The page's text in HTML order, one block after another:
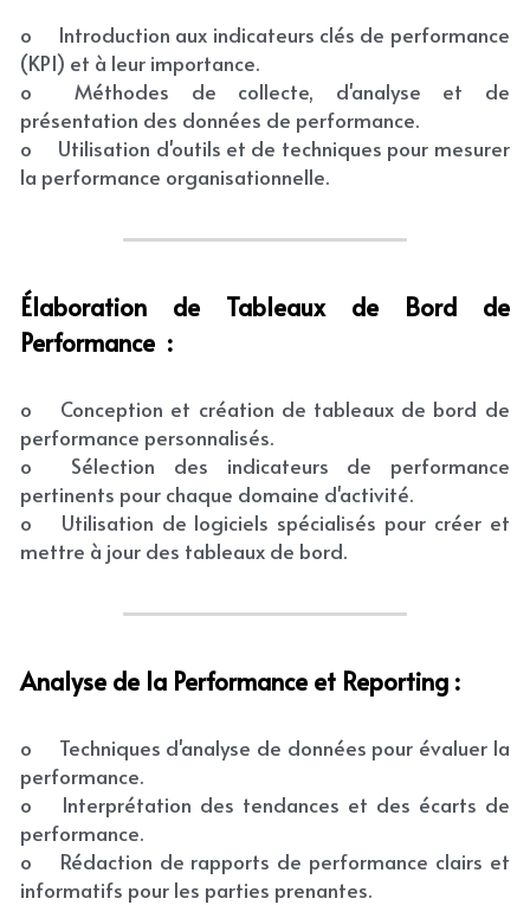
Etude & Création d'Entreprises
o	Introduction aux indicateurs clés de performance
(KPI) et à leur importance.
o	Méthodes de collecte, d'analyse et de
présentation des données de performance.
o	Utilisation d'outils et de techniques pour mesurer
la performance organisationnelle.
Élaboration de Tableaux de Bord de
Performance  :
o	Conception et création de tableaux de bord de
performance personnalisés.
o	Sélection des indicateurs de performance
pertinents pour chaque domaine d'activité.
o	Utilisation de logiciels spécialisés pour créer et
mettre à jour des tableaux de bord.
Analyse de la Performance et Reporting :
o	Techniques d'analyse de données pour évaluer la
performance.
o	Interprétation des tendances et des écarts de
performance.
o	Rédaction de rapports de performance clairs et
informatifs pour les parties prenantes.